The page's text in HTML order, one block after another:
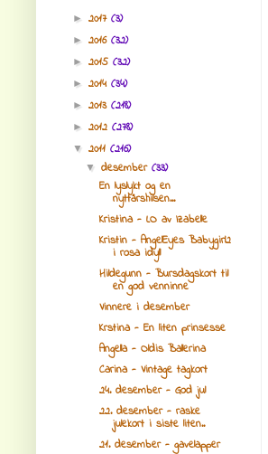
► 2017 (3)
► 2016 (32)
► 2015 (32)
► 2014 (34)
► 2013 (218)
► 2012 (278)
▼ 2011 (216)
▼desember(33)
En lyslykt og en
nyttårshilsen...
Kristina - LO av Izabelle
Kristin - AngelEyes Babygirl2
i rosa idyll
Hildegunn - Bursdagskort til
en god venninne
Vinnere i desember
Krstina - En liten prinsesse
Angella - Oldis Ballerina
Carina - Vintage tagkort
24. desember - God jul
22. desember - raske
julekort i siste liten..
21. desember - gavelapper